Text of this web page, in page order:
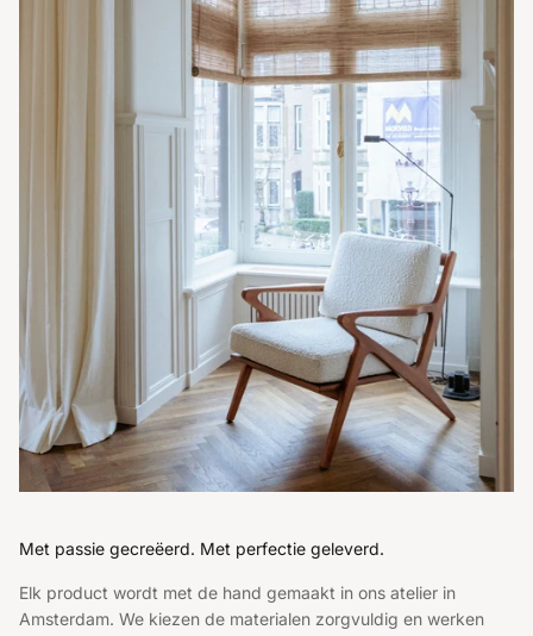
Met passie gecreëerd. Met perfectie geleverd.
Elk product wordt met de hand gemaakt in ons atelier in
Amsterdam. We kiezen de materialen zorgvuldig en werken